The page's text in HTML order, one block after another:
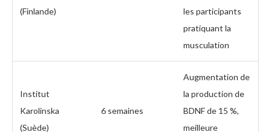
(Finlande)
les participants
pratiquant la
musculation
Institut
Karolinska
(Suède)
6 semaines
Augmentation de
la production de
BDNF de 15 %,
meilleure